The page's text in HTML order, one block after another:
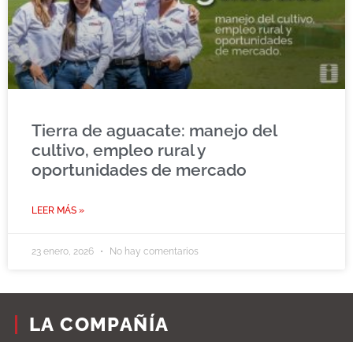
Tierra de aguacate: manejo del
cultivo, empleo rural y
oportunidades de mercado
LEER MÁS »
23 enero, 2026 No hay comentarios
LA COMPAÑÍA